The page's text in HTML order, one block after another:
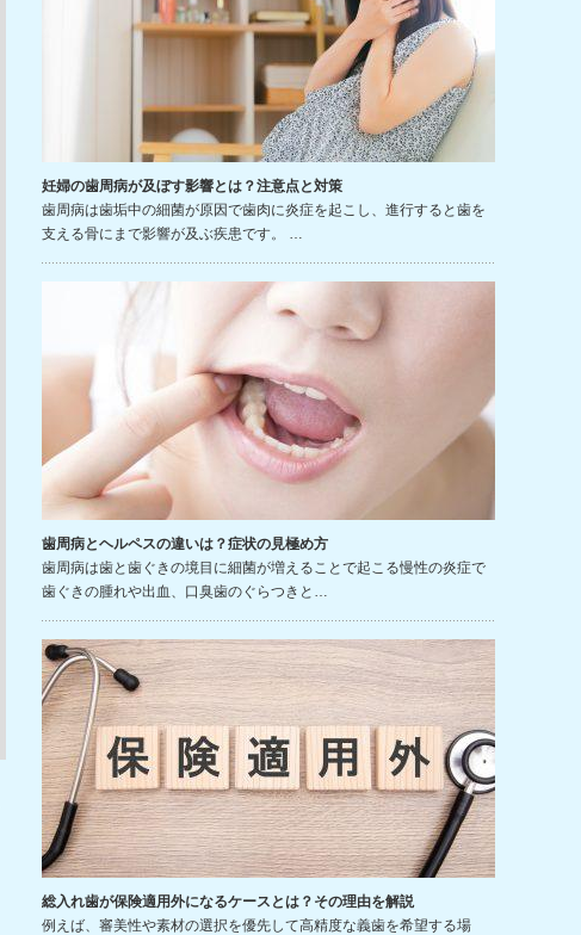
妊婦の歯周病が及ぼす影響とは？注意点と対策
歯周病は歯垢中の細菌が原因で歯肉に炎症を起こし、進行すると歯を
支える骨にまで影響が及ぶ疾患です。 …
歯周病とヘルペスの違いは？症状の見極め方
歯周病は歯と歯ぐきの境目に細菌が増えることで起こる慢性の炎症で
歯ぐきの腫れや出血、口臭歯のぐらつきと…
総入れ歯が保険適用外になるケースとは？その理由を解説
例えば、審美性や素材の選択を優先して高精度な義歯を希望する場